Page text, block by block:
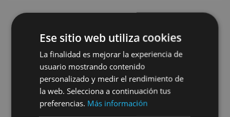
Guided tour of Olite
Ese sitio web utiliza cookies
La finalidad es mejorar la experiencia de
usuario mostrando contenido
personalizado y medir el rendimiento de
la web. Selecciona a continuación tus
preferencias. Más información